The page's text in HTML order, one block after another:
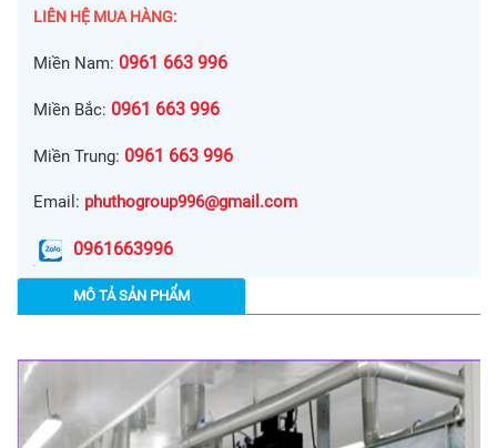
LIÊN HỆ MUA HÀNG:
Miền Nam: 0961 663 996
Miền Bắc: 0961 663 996
Miền Trung: 0961 663 996
Email: phuthogroup996@gmail.com
0961663996
MÔ TẢ SẢN PHẨM